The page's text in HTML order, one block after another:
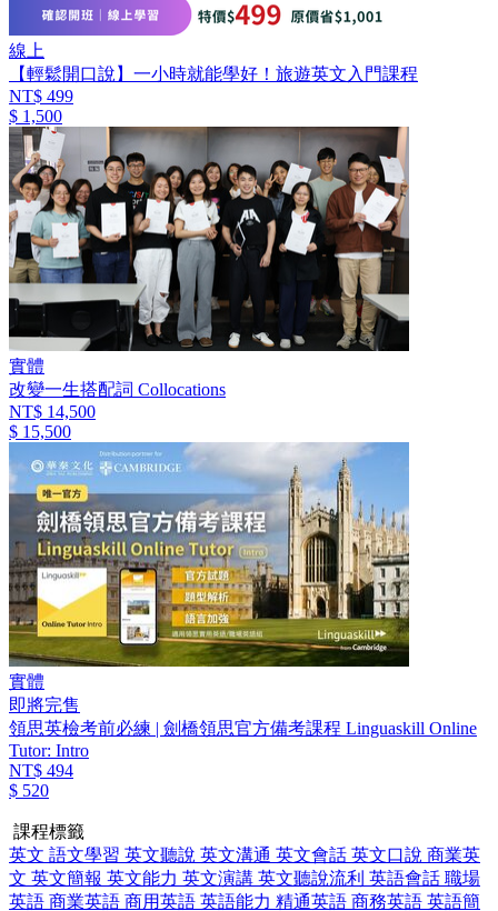
線上
【輕鬆開口說】一小時就能學好！旅遊英文入門課程
NT$ 499
$ 1,500
實體
改變一生搭配詞 Collocations
NT$ 14,500
$ 15,500
實體
即將完售
領思英檢考前必練 | 劍橋領思官方備考課程 Linguaskill Online
Tutor: Intro
NT$ 494
$ 520
課程標籤
英文 語文學習 英文聽說 英文溝通 英文會話 英文口說 商業英
文 英文簡報 英文能力 英文演講 英文聽說流利 英語會話 職場
英語 商業英語 商用英語 英語能力 精通英語 商務英語 英語簡